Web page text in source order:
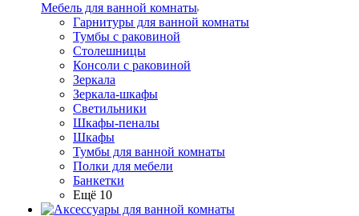
Мебель для ванной комнаты
Гарнитуры для ванной комнаты
Тумбы с раковиной
Столешницы
Консоли с раковиной
Зеркала
Зеркала-шкафы
Светильники
Шкафы-пеналы
Шкафы
Тумбы для ванной комнаты
Полки для мебели
Банкетки
Ещё 10